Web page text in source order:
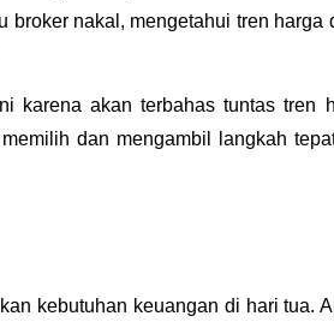
nakal, mengetahui tren harga
karena akan terbahas tuntas tren
dan mengambil langkah
kebutuhan keuangan di hari tua.